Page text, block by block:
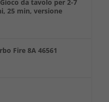
da tavolo per 2-7
25 min, versione
Fire 8A 46561